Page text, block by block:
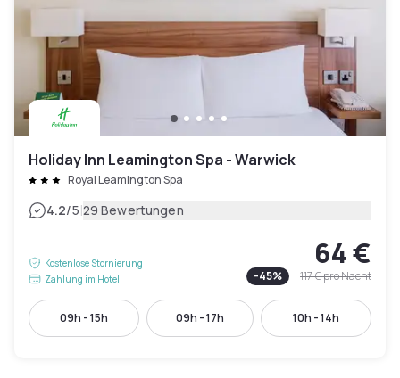
Holiday Inn Leamington Spa - Warwick
Royal Leamington Spa
4.2/5|29 Bewertungen
Kostenlose Stornierung
Zahlung im Hotel
64 €
-45% 117 €pro Nacht
09h - 15h 09h - 17h 10h - 14h